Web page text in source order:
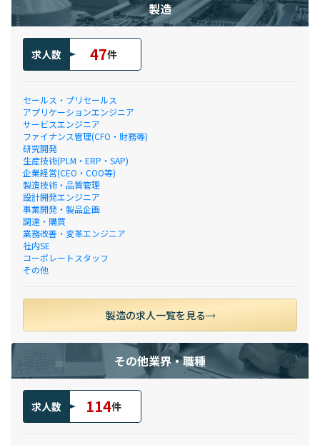
製造
求人数 47件
セールス・プリセールス
アプリケーションエンジニア
サービスエンジニア
ファイナンス管理(CFO・財務等)
研究開発
生産技術(PLM・ERP・SAP)
企業経営(CEO・COO等)
製造技術・品質管理
設計開発エンジニア
事業開発・製品企画
調達・購買
業務改善・変革エンジニア
社内SE
コーポレートスタッフ
その他
製造の求人一覧を見る
その他業界・職種
求人数 114件